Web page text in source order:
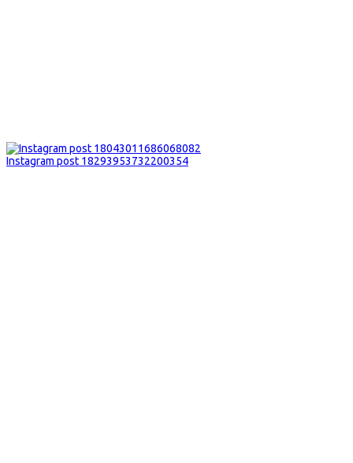
Instagram post 18293953732200354